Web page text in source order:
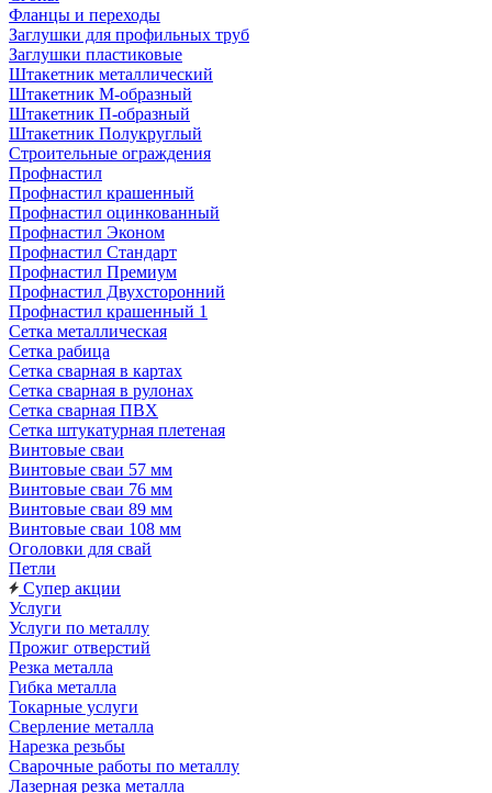
Фланцы и переходы
Заглушки для профильных труб
Заглушки пластиковые
Штакетник металлический
Штакетник М-образный
Штакетник П-образный
Штакетник Полукруглый
Строительные ограждения
Профнастил
Профнастил крашенный
Профнастил оцинкованный
Профнастил Эконом
Профнастил Стандарт
Профнастил Премиум
Профнастил Двухсторонний
Профнастил крашенный 1
Сетка металлическая
Сетка рабица
Сетка сварная в картах
Сетка сварная в рулонах
Сетка сварная ПВХ
Сетка штукатурная плетеная
Винтовые сваи
Винтовые сваи 57 мм
Винтовые сваи 76 мм
Винтовые сваи 89 мм
Винтовые сваи 108 мм
Оголовки для свай
Петли
Супер акции
Услуги
Услуги по металлу
Прожиг отверстий
Резка металла
Гибка металла
Токарные услуги
Сверление металла
Нарезка резьбы
Сварочные работы по металлу
Лазерная резка металла